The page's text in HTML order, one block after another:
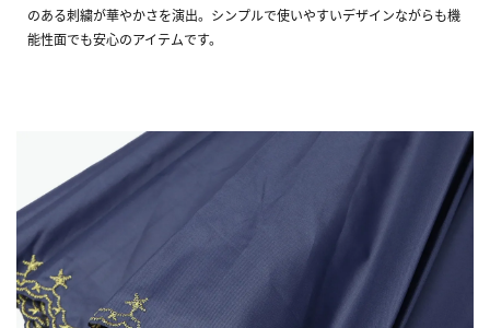
のある刺繍が華やかさを演出。シンプルで使いやすいデザインながらも機
能性面でも安心のアイテムです。